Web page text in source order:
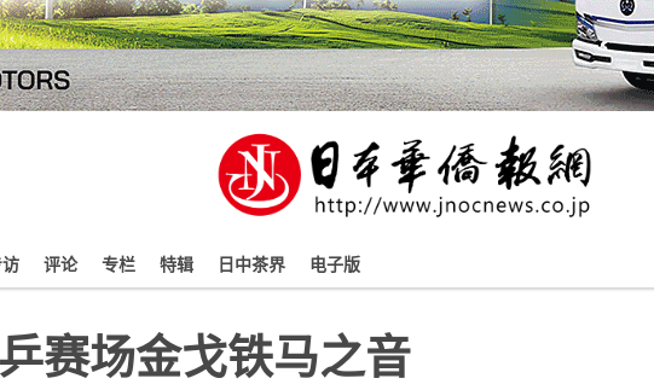
评论 专栏 特辑 日中茶界 电子版
赛场金戈铁马之音